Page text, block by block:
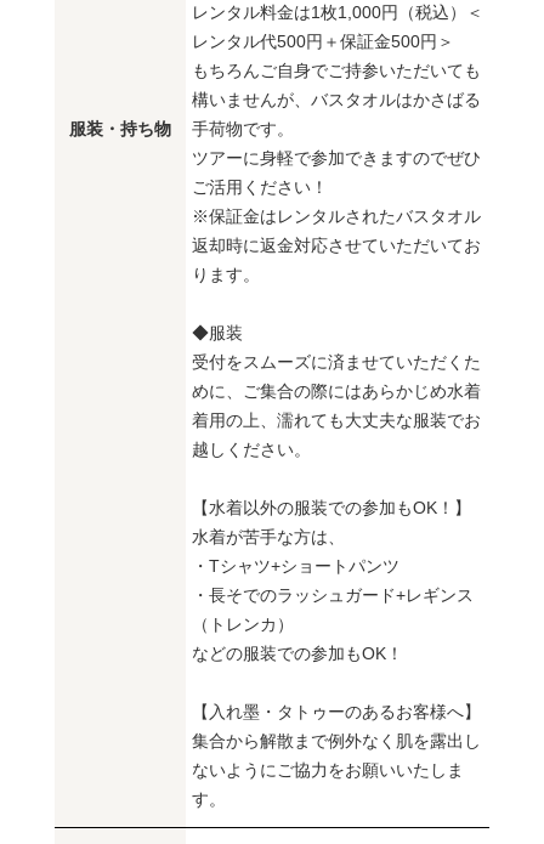
服装・持ち物
レンタル料金は1枚1,000円（税込）＜
レンタル代500円＋保証金500円＞
もちろんご自身でご持参いただいても
構いませんが、バスタオルはかさばる
手荷物です。
ツアーに身軽で参加できますのでぜひ
ご活用ください！
※保証金はレンタルされたバスタオル
返却時に返金対応させていただいてお
ります。
◆服装
受付をスムーズに済ませていただくた
めに、ご集合の際にはあらかじめ水着
着用の上、濡れても大丈夫な服装でお
越しください。
【水着以外の服装での参加もOK！】
水着が苦手な方は、
・Tシャツ+ショートパンツ
・長そでのラッシュガード+レギンス
（トレンカ）
などの服装での参加もOK！
【入れ墨・タトゥーのあるお客様へ】
集合から解散まで例外なく肌を露出し
ないようにご協力をお願いいたしま
す。